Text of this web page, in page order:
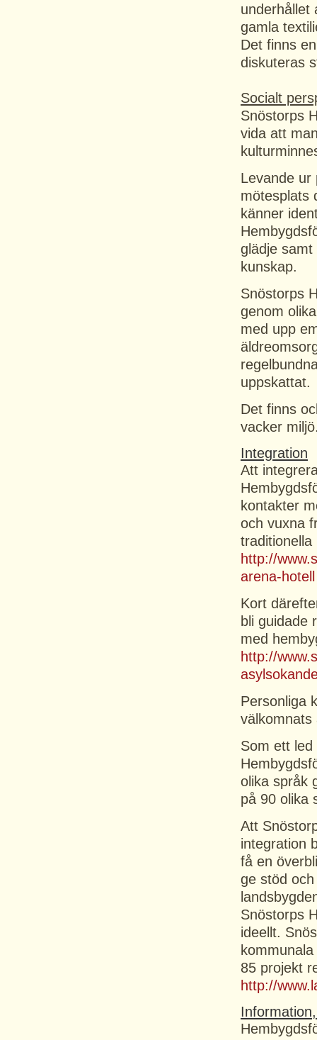
underhållet
gamla
Det finns
diskuteras
Socialt
Snöstorps
vida att
Levande ur
mötesplats
känner
glädje
kunskap.
Snöstorps
genom
med upp
uppskattat.
Det finns
vacker
Integration
Att
kontakter
och vuxna
traditionella
http://
arena-hotell
Kort
bli guidade
med
http://
Personliga
välkomnats
Som ett
olika språk
på 90 olika
Att
integration
få en
ge stöd
Snöstorps
ideellt.
85 projekt
http://